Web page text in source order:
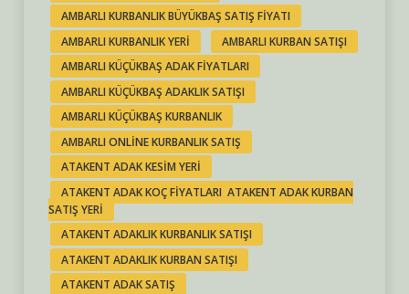
AMBARLI KURBANLIK BÜYÜKBAŞ SATIŞ FIYATI
AMBARLI KURBANLIK YERI
AMBARLI KURBAN SATIŞI
AMBARLI KÜÇÜKBAŞ ADAK FIYATLARI
AMBARLI KÜÇÜKBAŞ ADAKLIK SATIŞI
AMBARLI KÜÇÜKBAŞ KURBANLIK
AMBARLI ONLINE KURBANLIK SATIŞ
ATAKENT ADAK KESIM YERI
ATAKENT ADAK KOÇ FIYATLARI ATAKENT ADAK KURBAN
SATIŞ YERI
ATAKENT ADAKLIK KURBANLIK SATIŞI
ATAKENT ADAKLIK KURBAN SATIŞI
ATAKENT ADAK SATIŞ